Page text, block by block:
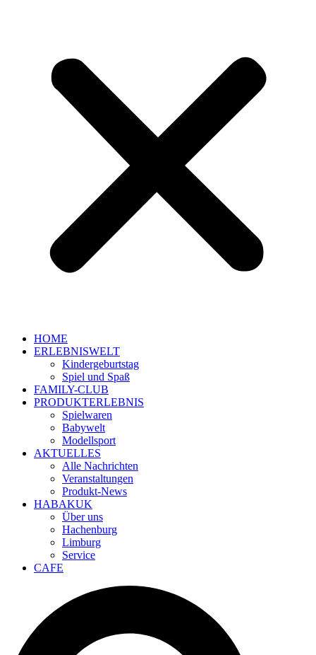
HOME
ERLEBNISWELT
Kindergeburtstag
Spiel und Spaß
FAMILY-CLUB
PRODUKTERLEBNIS
Spielwaren
Babywelt
Modellsport
AKTUELLES
Alle Nachrichten
Veranstaltungen
Produkt-News
HABAKUK
Über uns
Hachenburg
Limburg
Service
CAFE